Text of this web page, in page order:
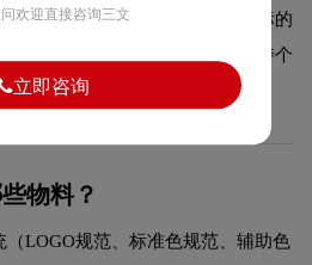
性，设计师在标志中融合了字标的
般审美特征，又突出品牌的独特个
而出，给消费者留下深刻印象。
物料？
LOGO规范、标准色规范、辅助色
欢迎直接咨询三文
立即咨询